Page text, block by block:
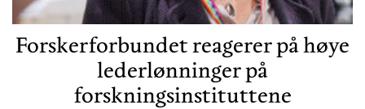
Forskerforbundet reagerer på høye
lederlønninger på
forskningsinstituttene